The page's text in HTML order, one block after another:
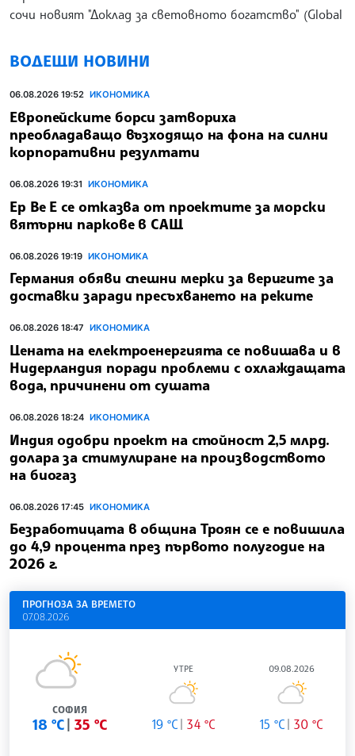
сочи новият "Доклад за световното богатство" (Global
ВОДЕЩИ НОВИНИ
06.08.2026 19:52 ИКОНОМИКА
Европейските борси затвориха
преобладаващо възходящо на фона на силни
корпоративни резултати
06.08.2026 19:31 ИКОНОМИКА
Ер Ве Е се отказва от проектите за морски
вятърни паркове в САЩ
06.08.2026 19:19 ИКОНОМИКА
Германия обяви спешни мерки за веригите за
доставки заради пресъхването на реките
06.08.2026 18:47 ИКОНОМИКА
Цената на електроенергията се повишава и в
Нидерландия поради проблеми с охлаждащата
вода, причинени от сушата
06.08.2026 18:24 ИКОНОМИКА
Индия одобри проект на стойност 2,5 млрд.
долара за стимулиране на производството
на биогаз
06.08.2026 17:45 ИКОНОМИКА
Безработицата в община Троян се е повишила
до 4,9 процента през първото полугодие на
2026 г.
ПРОГНОЗА ЗА ВРЕМЕТО
07.08.2026
СОФИЯ
18 °C 35 °C
УТРЕ
19 °C 34 °C
09.08.2026
15 °C 30 °C